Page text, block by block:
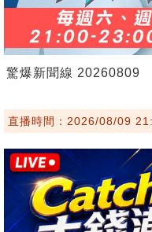
驚爆新聞線 20260809
直播時間：2026/08/09